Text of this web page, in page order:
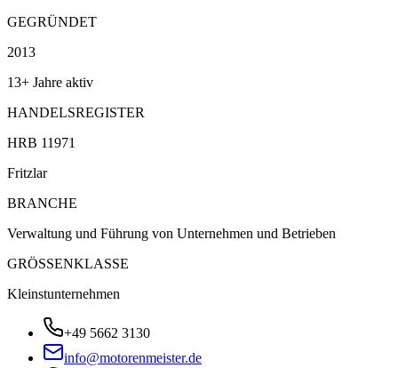
GEGRÜNDET
2013
13+ Jahre aktiv
HANDELSREGISTER
HRB 11971
Fritzlar
BRANCHE
Verwaltung und Führung von Unternehmen und Betrieben
GRÖSSENKLASSE
Kleinstunternehmen
+49 5662 3130
info@motorenmeister.de